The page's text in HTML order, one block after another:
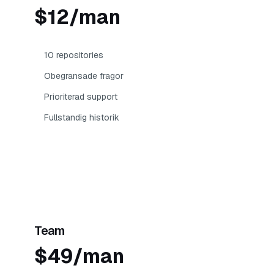
$12/man
10 repositories
Obegransade fragor
Prioriterad support
Fullstandig historik
Team
$49/man